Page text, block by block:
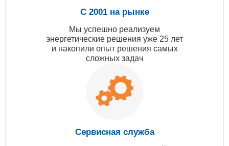
С 2001 на рынке
Мы успешно реализуем
энергетические решения уже 25 лет
и накопили опыт решения самых
сложных задач
Сервисная служба